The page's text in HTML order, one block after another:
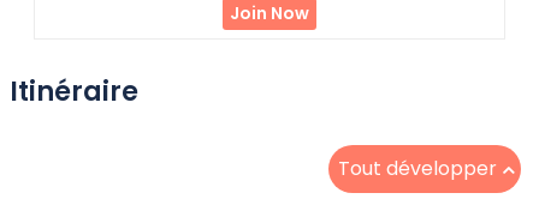
Join Now
Itinéraire
Tout développer